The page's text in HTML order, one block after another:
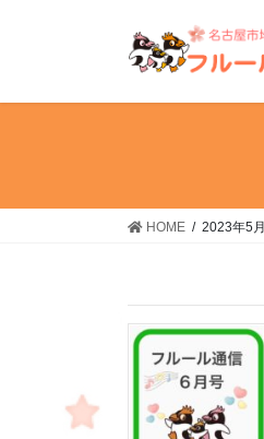
HOME 2023年5月